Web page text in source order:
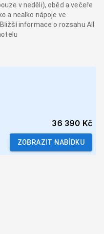
v neděli), oběd a večeře
a nealko nápoje ve
informace o rozsahu All
36 390 Kč
ZOBRAZIT NABÍDKU